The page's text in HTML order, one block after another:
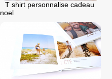
T shirt personnalise cadeau
noel